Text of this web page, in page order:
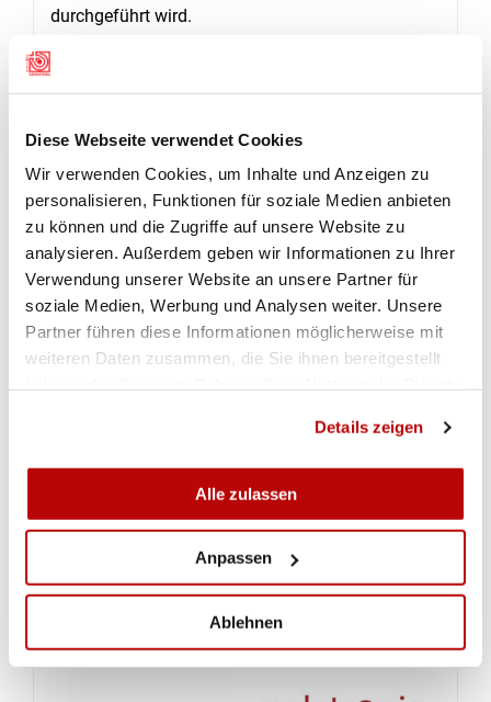
Diese Webseite verwendet Cookies
Wir verwenden Cookies, um Inhalte und Anzeigen zu
personalisieren, Funktionen für soziale Medien anbieten
zu können und die Zugriffe auf unsere Website zu
analysieren. Außerdem geben wir Informationen zu Ihrer
Verwendung unserer Website an unsere Partner für
soziale Medien, Werbung und Analysen weiter. Unsere
Partner führen diese Informationen möglicherweise mit
weiteren Daten zusammen, die Sie ihnen bereitgestellt
Details zeigen
Alle zulassen
Anpassen
Ablehnen
durchgeführt wird.
Hiergeht es zu den Limiten.